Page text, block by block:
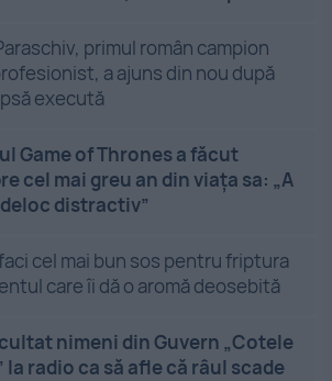
primul român campion
a ajuns din nou după
execută
Game of Thrones a făcut
cel mai greu an din viața sa: „A
distractiv”
cel mai bun sos pentru friptura
care îi dă o aromă deosebită
nimeni din Guvern „Cotele
radio ca să afle că râul scade